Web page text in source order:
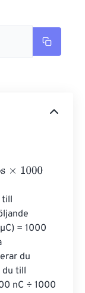
till
= 1000
du
du till
nC ÷ 1000